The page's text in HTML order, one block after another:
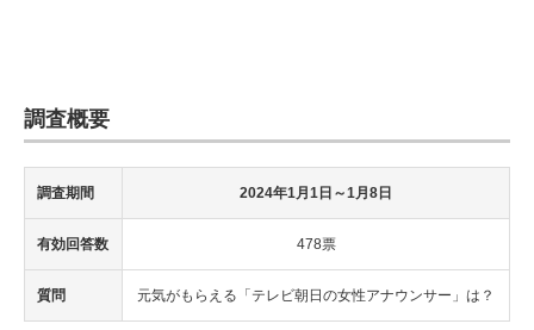
調査概要
調査期間 2024年1月1日～1月8日
有効回答数 478票
質問 元気がもらえる「テレビ朝日の女性アナウンサー」は？